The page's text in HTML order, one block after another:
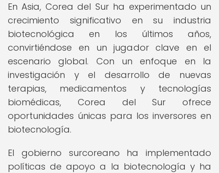
En Asia, Corea del Sur ha experimentado un
crecimiento significativo en su industria
biotecnológica en los últimos años,
convirtiéndose en un jugador clave en el
escenario global. Con un enfoque en la
investigación y el desarrollo de nuevas
terapias, medicamentos y tecnologías
biomédicas, Corea del Sur ofrece
oportunidades únicas para los inversores en
biotecnología.
El gobierno surcoreano ha implementado
políticas de apoyo a la biotecnología y ha